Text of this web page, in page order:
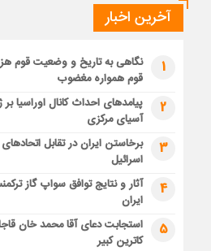
آخرین اخبار
1
نگاهی به تاریخ و وضعیت قوم
قوم همواره مغضوب
2
پیامدهای احداث کانال اوراسیا
آسیای مرکزی
3
برخاستن ایران در تقابل
اسرائیل
4
آثار و نتایج توافق سواپ گاز
ایران
5
استجابت دعای آقا محمد خان
کاترین کبیر